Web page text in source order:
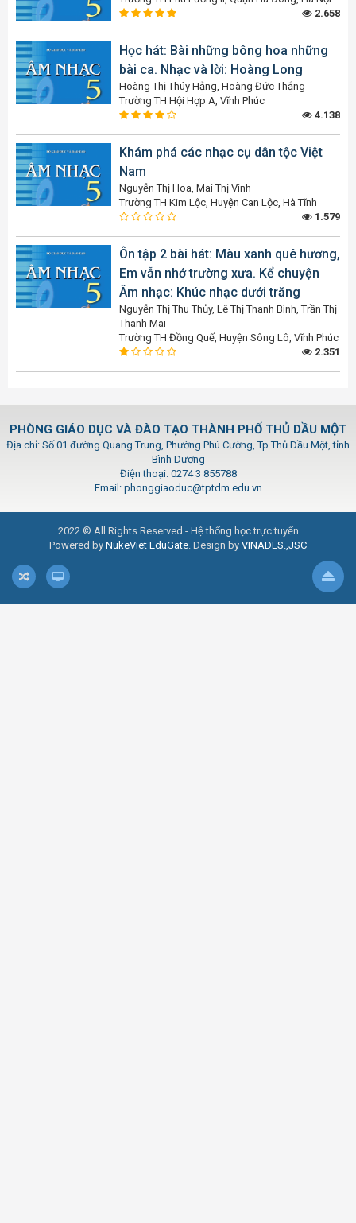
2.658
Học hát: Bài những bông hoa những
bài ca. Nhạc và lời: Hoàng Long
Hoàng Thị Thúy Hằng, Hoàng Đức Thắng
Trường TH Hội Hợp A, Vĩnh Phúc
4.138
Khám phá các nhạc cụ dân tộc Việt
Nam
Nguyễn Thị Hoa, Mai Thị Vinh
Trường TH Kim Lộc, Huyện Can Lộc, Hà Tĩnh
1.579
Ôn tập 2 bài hát: Màu xanh quê hương,
Em vẫn nhớ trường xưa. Kể chuyện
Âm nhạc: Khúc nhạc dưới trăng
Nguyễn Thị Thu Thủy, Lê Thị Thanh Bình, Trần Thị
Thanh Mai
Trường TH Đồng Quế, Huyện Sông Lô, Vĩnh Phúc
2.351
PHÒNG GIÁO DỤC VÀ ĐÀO TẠO THÀNH PHỐ THỦ DẦU MỘT
Địa chỉ: Số 01 đường Quang Trung, Phường Phú Cường, Tp.Thủ Dầu Một, tỉnh
Bình Dương
Điện thoại: 0274 3 855788
Email: phonggiaoduc@tptdm.edu.vn
2022 © All Rights Reserved - Hệ thống học trực tuyến
Powered by NukeViet EduGate . Design by VINADES.,JSC